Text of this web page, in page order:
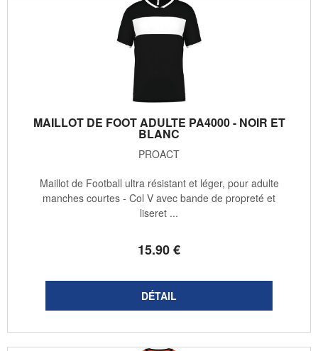
MAILLOT DE FOOT ADULTE PA4000 - NOIR ET
BLANC
PROACT
15.90€
Maillot de Football ultra résistant et léger, pour adulte
manches courtes - Col V avec bande de propreté et
liseret ...